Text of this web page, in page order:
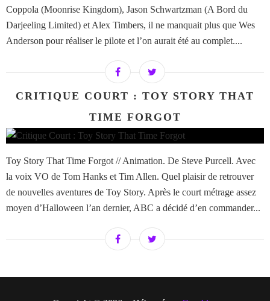
Coppola (Moonrise Kingdom), Jason Schwartzman (A Bord du
Darjeeling Limited) et Alex Timbers, il ne manquait plus que Wes
Anderson pour réaliser le pilote et l’on aurait été au complet....
CRITIQUE COURT : TOY STORY THAT
TIME FORGOT
Toy Story That Time Forgot // Animation. De Steve Purcell. Avec
la voix VO de Tom Hanks et Tim Allen. Quel plaisir de retrouver
de nouvelles aventures de Toy Story. Après le court métrage assez
moyen d’Halloween l’an dernier, ABC a décidé d’en commander...